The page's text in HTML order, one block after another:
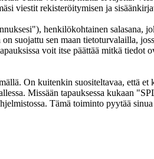
viestit rekisteröitymisen ja
henkilökohtainen salasana,
suojattu sen maan tietoturvalailla,
voit itse päättää mitkä
On kuitenkin suositeltavaa, että
Missään tapauksessa kukaan
Tämä toiminto pyytää